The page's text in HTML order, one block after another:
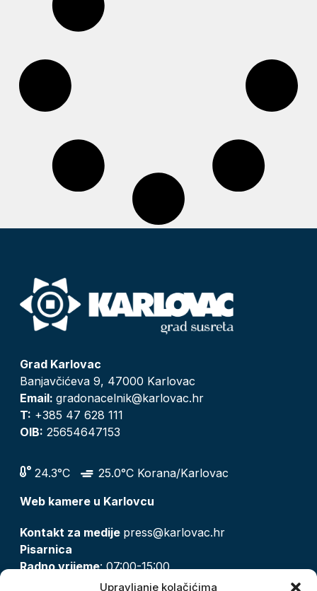
Upravljanje kolačićima
Grad Karlovac
Banjavčićeva 9, 47000 Karlovac
Email: gradonacelnik@karlovac.hr
T: +385 47 628 111
OIB: 25654647153
24.3°C
25.0°C Korana/Karlovac
Web kamere u Karlovcu
Kontakt za medije press@karlovac.hr
Pisarnica
Radno vrijeme: 07:00-15:00
pisarnica@karlovac.hr